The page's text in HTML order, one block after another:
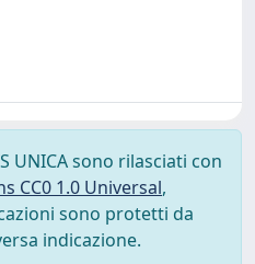
UNICA sono rilasciati con
CC0 1.0 Universal,
sono protetti da
indicazione.